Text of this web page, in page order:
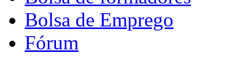
Bolsa de Emprego
Fórum